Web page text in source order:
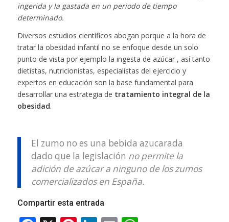
ingerida y la gastada en un periodo de tiempo
determinado.
Diversos estudios científicos abogan porque a la hora de
tratar la obesidad infantil no se enfoque desde un solo
punto de vista por ejemplo la ingesta de azúcar , así tanto
dietistas, nutricionistas, especialistas del ejercicio y
expertos en educación son la base fundamental para
desarrollar una estrategia de tratamiento integral de la
obesidad.
El zumo no es una bebida azucarada
dado que la legislación no permite la
adición de azúcar a ninguno de los zumos
comercializados en España.
Compartir esta entrada